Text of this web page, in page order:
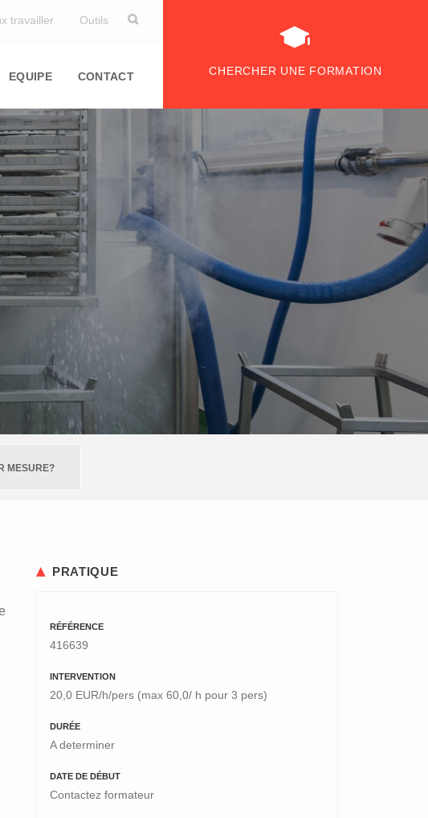
travailler Outils
EQUIPE CONTACT CHERCHER UNE FORMATION
MESURE?
PRATIQUE
RÉFÉRENCE
416639
INTERVENTION
20,0 EUR/h/pers (max 60,0/ h pour 3 pers)
DURÉE
A determiner
DATE DE DÉBUT
Contactez formateur